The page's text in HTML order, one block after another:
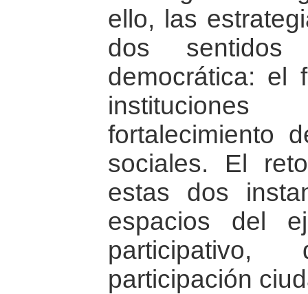
ello, las
dos
democrática: el
fortalecimiento
sociales. El
estas dos
espacios del
participación